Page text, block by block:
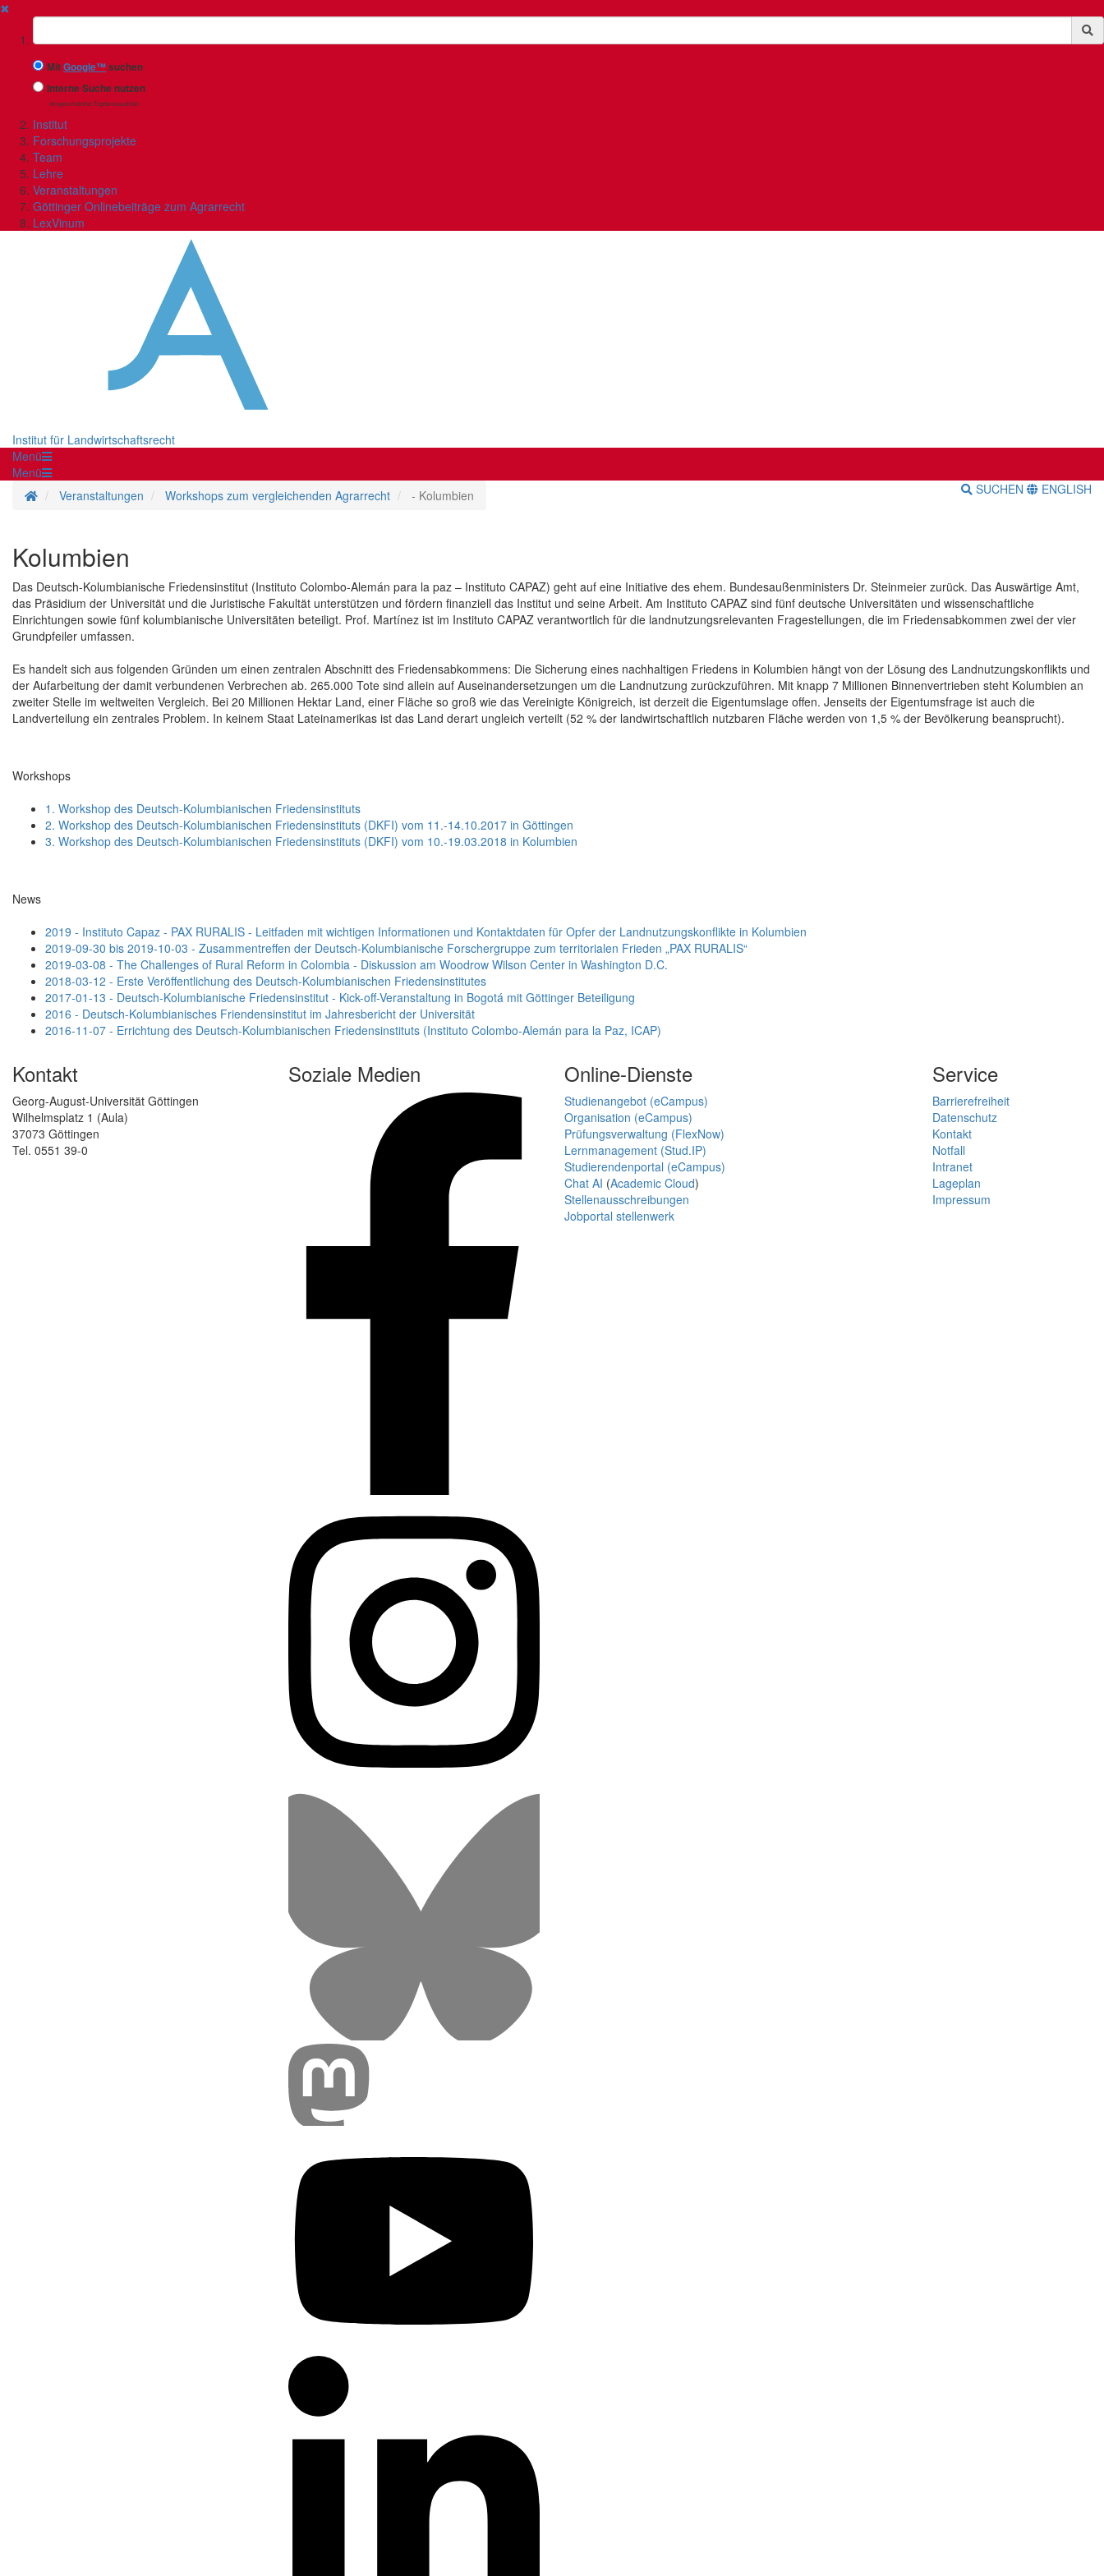
✖
Suchbegriff
MitGoogle™suchen
Interne Suche nutzen
(eingeschränkte Ergebnisqualität)
Institut
Forschungsprojekte
Team
Lehre
Veranstaltungen
Göttinger Onlinebeiträge zum Agrarrecht
LexVinum
Institut für Landwirtschaftsrecht
Menü
Menü
Startseite
Veranstaltungen Workshops zum vergleichenden Agrarrecht - Kolumbien SUCHEN ENGLISH
Kolumbien
Das Deutsch-Kolumbianische Friedensinstitut (Instituto Colombo-Alemán para la paz – Instituto CAPAZ) geht auf eine Initiative des ehem. Bundesaußenministers Dr. Steinmeier zurück. Das Auswärtige Amt,
das Präsidium der Universität und die Juristische Fakultät unterstützen und fördern finanziell das Institut und seine Arbeit. Am Instituto CAPAZ sind fünf deutsche Universitäten und wissenschaftliche
Einrichtungen sowie fünf kolumbianische Universitäten beteiligt. Prof. Martínez ist im Instituto CAPAZ verantwortlich für die landnutzungsrelevanten Fragestellungen, die im Friedensabkommen zwei der vier
Grundpfeiler umfassen.
Es handelt sich aus folgenden Gründen um einen zentralen Abschnitt des Friedensabkommens: Die Sicherung eines nachhaltigen Friedens in Kolumbien hängt von der Lösung des Landnutzungskonflikts und
der Aufarbeitung der damit verbundenen Verbrechen ab. 265.000 Tote sind allein auf Auseinandersetzungen um die Landnutzung zurückzuführen. Mit knapp 7 Millionen Binnenvertrieben steht Kolumbien an
zweiter Stelle im weltweiten Vergleich. Bei 20 Millionen Hektar Land, einer Fläche so groß wie das Vereinigte Königreich, ist derzeit die Eigentumslage offen. Jenseits der Eigentumsfrage ist auch die
Landverteilung ein zentrales Problem. In keinem Staat Lateinamerikas ist das Land derart ungleich verteilt (52 % der landwirtschaftlich nutzbaren Fläche werden von 1,5 % der Bevölkerung beansprucht).
Workshops
1. Workshop des Deutsch-Kolumbianischen Friedensinstituts
2. Workshop des Deutsch-Kolumbianischen Friedensinstituts (DKFI) vom 11.-14.10.2017 in Göttingen
3. Workshop des Deutsch-Kolumbianischen Friedensinstituts (DKFI) vom 10.-19.03.2018 in Kolumbien
News
2019 - Instituto Capaz - PAX RURALIS - Leitfaden mit wichtigen Informationen und Kontaktdaten für Opfer der Landnutzungskonflikte in Kolumbien
2019-09-30 bis 2019-10-03 - Zusammentreffen der Deutsch-Kolumbianische Forschergruppe zum territorialen Frieden „PAX RURALIS“
2019-03-08 - The Challenges of Rural Reform in Colombia - Diskussion am Woodrow Wilson Center in Washington D.C.
2018-03-12 - Erste Veröffentlichung des Deutsch-Kolumbianischen Friedensinstitutes
2017-01-13 - Deutsch-Kolumbianische Friedensinstitut - Kick-off-Veranstaltung in Bogotá mit Göttinger Beteiligung
2016 - Deutsch-Kolumbianisches Friendensinstitut im Jahresbericht der Universität
2016-11-07 - Errichtung des Deutsch-Kolumbianischen Friedensinstituts (Instituto Colombo-Alemán para la Paz, ICAP)
Kontakt
Georg-August-Universität Göttingen
Wilhelmsplatz 1 (Aula)
37073 Göttingen
Tel. 0551 39-0
Soziale Medien Online-Dienste
Studienangebot (eCampus)
Organisation (eCampus)
Prüfungsverwaltung (FlexNow)
Lernmanagement (Stud.IP)
Studierendenportal (eCampus)
Chat AI (Academic Cloud)
Stellenausschreibungen
Jobportal stellenwerk
Service
Barrierefreiheit
Datenschutz
Kontakt
Notfall
Intranet
Lageplan
Impressum